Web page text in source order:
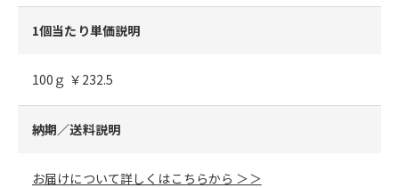
1個当たり単価説明
100ｇ ￥232.5
納期／送料説明
お届けについて詳しくはこちらから ＞＞